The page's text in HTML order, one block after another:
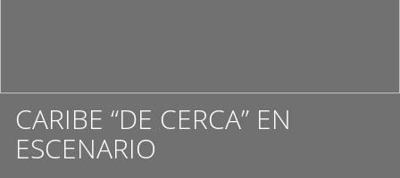
CARIBE “DE CERCA” EN
ESCENARIO